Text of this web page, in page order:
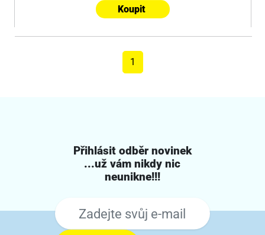
Koupit
1
Přihlásit odběr novinek
...už vám nikdy nic
neunikne!!!